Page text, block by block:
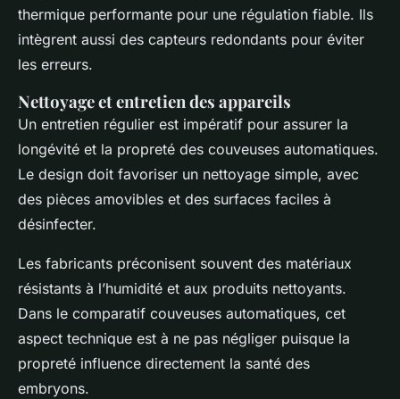
thermique performante pour une régulation fiable. Ils
intègrent aussi des capteurs redondants pour éviter
les erreurs.
Nettoyage et entretien des appareils
Un entretien régulier est impératif pour assurer la
longévité et la propreté des couveuses automatiques.
Le design doit favoriser un nettoyage simple, avec
des pièces amovibles et des surfaces faciles à
désinfecter.
Les fabricants préconisent souvent des matériaux
résistants à l’humidité et aux produits nettoyants.
Dans le comparatif couveuses automatiques, cet
aspect technique est à ne pas négliger puisque la
propreté influence directement la santé des
embryons.